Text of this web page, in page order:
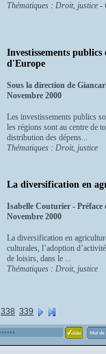
Thématiques : Droit, justice -
Investissements
d'Europe
Sous la direction de
Novembre 2000
Les investissements publics
les régions sont au centre de
distribution des dépens...
Thématiques : Droit, justice
La diversification en
Isabelle Couturier - Préface
Novembre 2000
La diversification en
culturales, l’adoption
de loisirs, dans le ...
Thématiques : Droit, justice
338 339